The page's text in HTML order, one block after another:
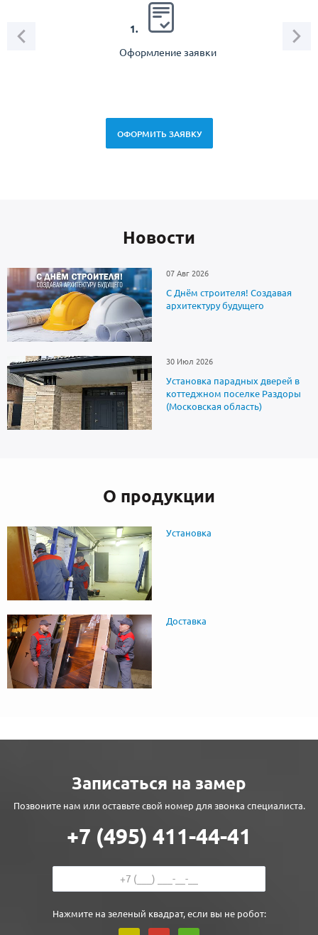
1.
Оформление заявки
ОФОРМИТЬ ЗАЯВКУ
Новоcти
07 Авг 2026
С Днём строителя! Создавая
архитектуру будущего
30 Июл 2026
Установка парадных дверей в
коттеджном поселке Раздоры
(Московская область)
О продукции
Установка
Доставка
Записаться на замер
Позвоните нам или оставьте свой номер для звонка специалиста.
+7 (495) 411-44-41
Нажмите на зеленый квадрат, если вы не робот: